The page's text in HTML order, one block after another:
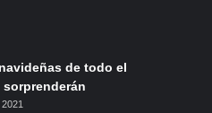
de todo el